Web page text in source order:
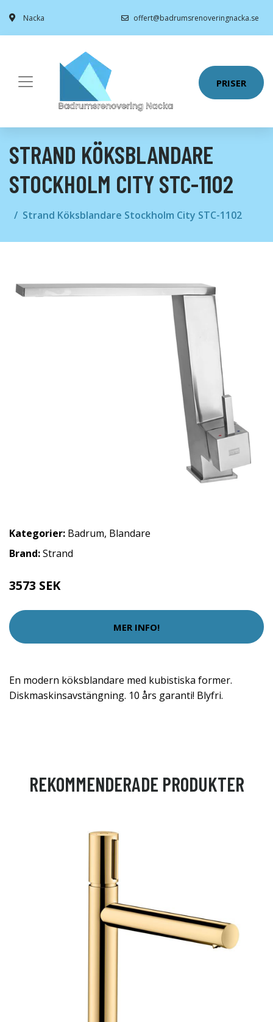
Nacka offert@badrumsrenoveringnacka.se
PRISER
STRAND KÖKSBLANDARE
STOCKHOLM CITY STC-1102
Strand Köksblandare Stockholm City STC-1102
Kategorier: Badrum, Blandare
Brand:Strand
3573 SEK
MER INFO!
En modern köksblandare med kubistiska former.
Diskmaskinsavstängning. 10 års garanti! Blyfri.
REKOMMENDERADE PRODUKTER